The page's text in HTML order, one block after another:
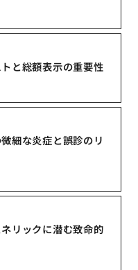
と総額表示の重要性
細な炎症と誤診のリ
リックに潜む致命的